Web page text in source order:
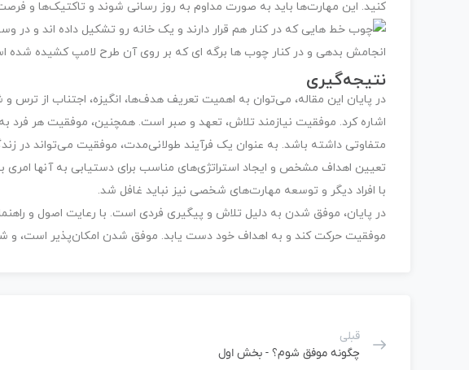
کنید. این مهارت‌ها باید به صورت مداوم به روز رسانی شوند و تاکتیک‌ها و
نتیجه‌گیری
در پایان این مقاله، می‌توان به اهمیت تعریف هدف‌ها، انگیزه، اجتناب از
اشاره کرد. موفقیت نیازمند تلاش، تعهد و صبر است. همچنین، موفقیت هر فرد
متفاوتی داشته باشد. به عنوان یک فرآیند طولانی‌مدت، موفقیت می‌تواند در
تعیین اهداف مشخص و ایجاد استراتژی‌های مناسب برای دستیابی به آنها امری
با افراد دیگر و توسعه مهارت‌های شخصی نیز نباید غافل شد.
در پایان، موفق شدن به دلیل تلاش و پیگیری فردی است. با رعایت اصول و
موفقیت حرکت کند و به اهداف خود دست یابد. موفق شدن امکان‌پذیر است، و
قبلی
چگونه موفق شوم؟ - بخش اول